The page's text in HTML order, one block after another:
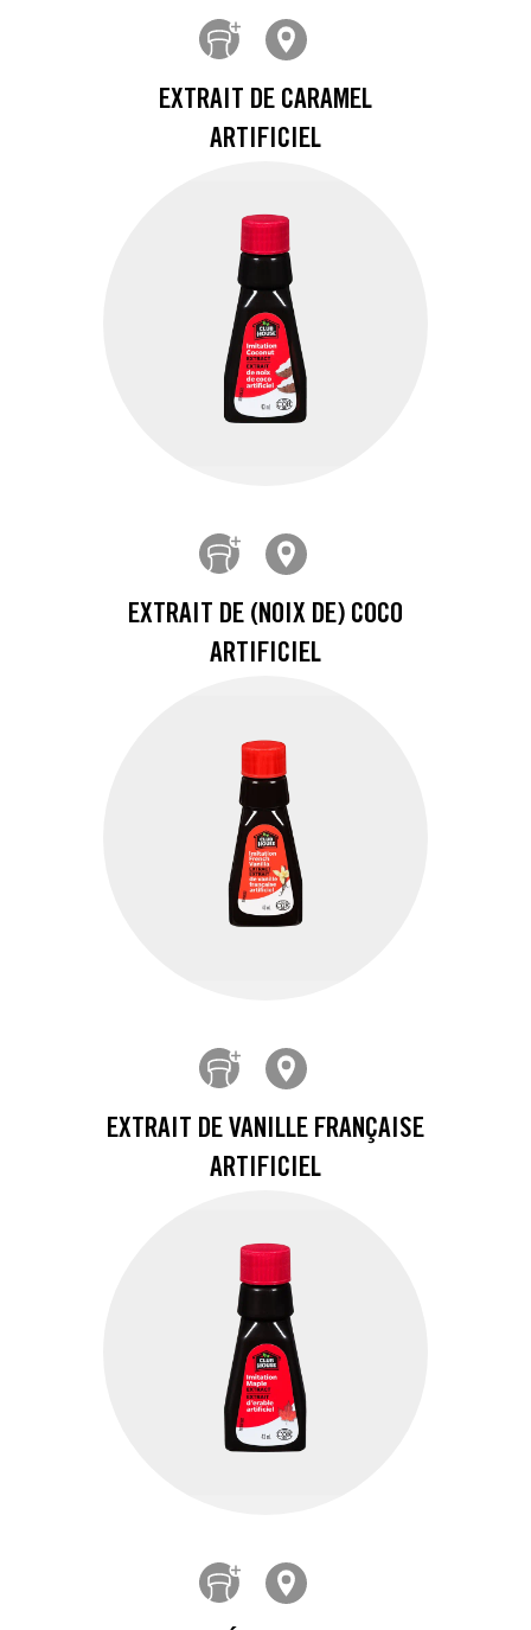
EXTRAIT DE CARAMEL
ARTIFICIEL
EXTRAIT DE (NOIX DE) COCO
ARTIFICIEL
EXTRAIT DE VANILLE FRANÇAISE
ARTIFICIEL